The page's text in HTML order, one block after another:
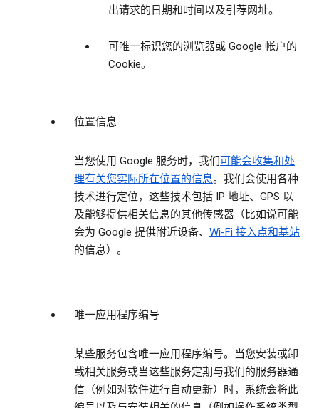
出请求的日期和时间以及引荐网址。
可唯一标识您的浏览器或 Google 帐户的
Cookie。
位置信息
当您使用 Google 服务时，我们可能会收集和处
理有关您实际所在位置的信息。我们会使用各种
技术进行定位，这些技术包括 IP 地址、GPS 以
及能够提供相关信息的其他传感器（比如说可能
会为 Google 提供附近设备、 Wi-Fi 接入点和基站
的信息）。
唯一应用程序编号
某些服务包含唯一应用程序编号。当您安装或卸
载相关服务或当这些服务定期与我们的服务器通
信（例如对软件进行自动更新）时，系统会将此